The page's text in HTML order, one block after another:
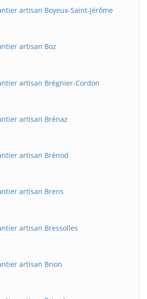
artisan Boyeux-Saint-Jérôme
artisan Boz
artisan Brégnier-Cordon
artisan Brénaz
artisan Brénod
artisan Brens
artisan Bressolles
artisan Brion